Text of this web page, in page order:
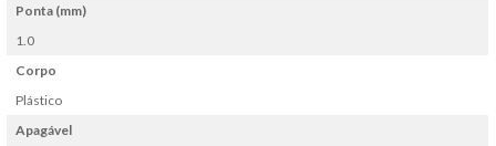
Ponta (mm)
1.0
Corpo
Plástico
Apagável